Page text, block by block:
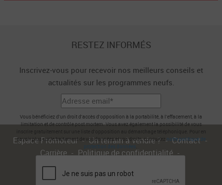
RESTEZ INFORMÉS
Inscrivez-vous pour recevoir nos meilleurs conseils et
actualités sur les programmes neufs.
Vous bénéficiez d'un droit d'accès d'opposition à la portabilité, à l'effacement, à la
limitation et de contrôle post mortem. Vous avez également la possibilité de vous
savoir plus sur le traitement de vos données et vos droits, consultez
notre politique de
Espace Promoteur Un terrain à vendre ?
Contact
Carrière
Politique de confidentialité
Conditions générales d'utilisation